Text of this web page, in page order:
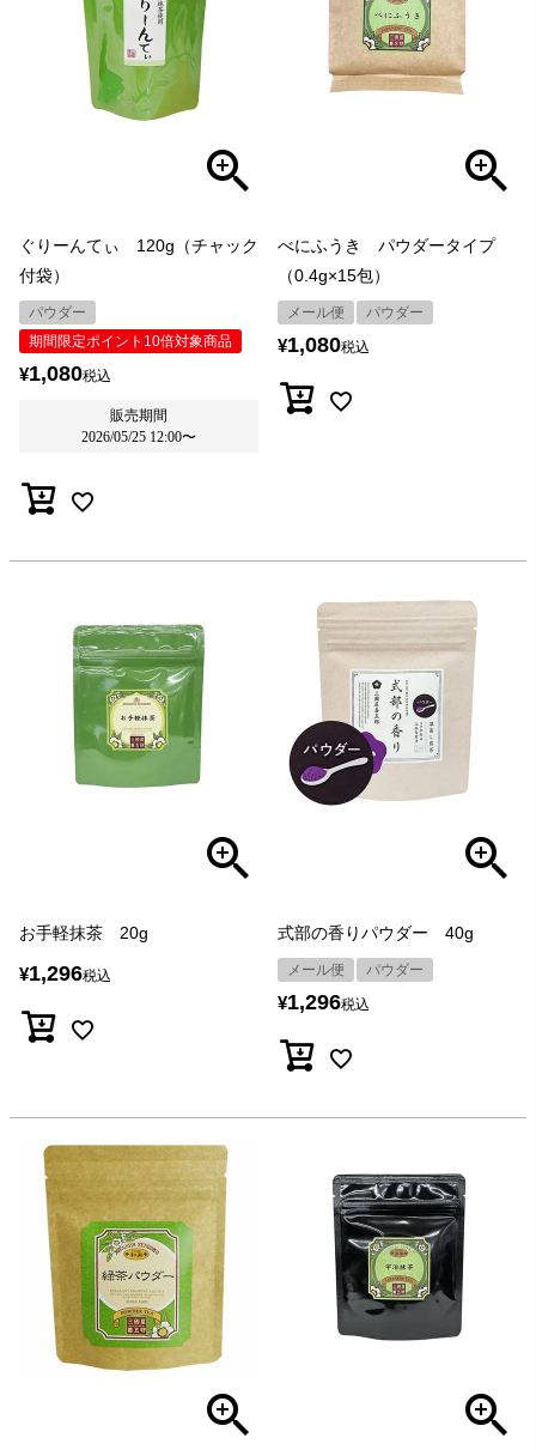
ぐりーんてぃ 120g（チャック
付袋）
パウダー
期間限定ポイント10倍対象商品
¥1,080税込
販売期間
2026/05/25 12:00〜
べにふうき パウダータイプ
（0.4g×15包）
メール便 パウダー
¥1,080税込
お手軽抹茶 20g
¥1,296税込
式部の香りパウダー 40g
メール便 パウダー
¥1,296税込